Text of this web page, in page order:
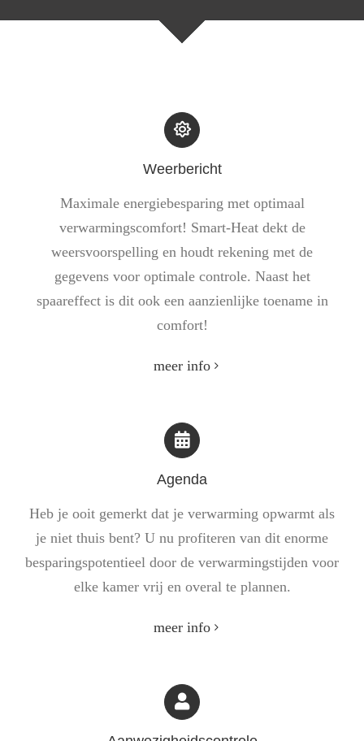
Weerbericht
Maximale energiebesparing met optimaal
verwarmingscomfort! Smart-Heat dekt de
weersvoorspelling en houdt rekening met de
gegevens voor optimale controle. Naast het
spaareffect is dit ook een aanzienlijke toename in
comfort!
meer info
Agenda
Heb je ooit gemerkt dat je verwarming opwarmt als
je niet thuis bent? U nu profiteren van dit enorme
besparingspotentieel door de verwarmingstijden voor
elke kamer vrij en overal te plannen.
meer info